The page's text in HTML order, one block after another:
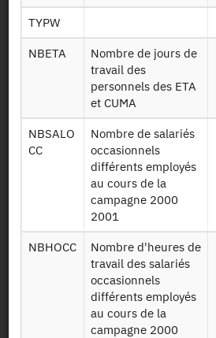
Mise à disposition :30/07/2012
Dessin de fichier
Bâtiment
d'élevage
- 2008
Bâtiment
d'élevage
aviculture - TE10
- 2008
TYPW
NBETA
Nombre de jours de
travail des
personnels des ETA
et CUMA
NBSALO
CC
Nombre de salariés
occasionnels
différents employés
au cours de la
campagne 2000
2001
NBHOCC
Nombre d'heures de
travail des salariés
occasionnels
différents employés
au cours de la
campagne 2000